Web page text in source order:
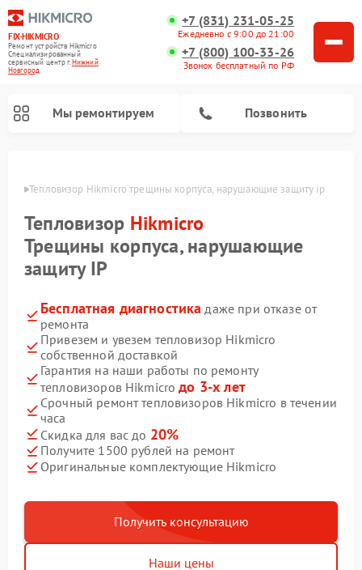
FIX-HIKMICRO
Ремонт устройств Hikmicro
Специализированный
cервисный центр г.Нижний
Новгород
+7 (831) 231-05-25
Ежедневно с 9:00 до 21:00
+7 (800) 100-33-26
Звонок бесплатный по РФ
Мы ремонтируем Позвонить
Тепловизор Hikmicro трещины корпуса, нарушающие защиту ip
Тепловизор Hikmicro
Трещины корпуса, нарушающие
защиту IP
Бесплатная диагностика даже при отказе от
ремонта
Привезем и увезем тепловизор Hikmicro
собственной доставкой
Гарантия на наши работы по ремонту
тепловизоров Hikmicroдо 3-х лет
Срочный ремонт тепловизоров Hikmicro в течении
часа
Скидка для вас до 20%
Получите 1500 рублей на ремонт
Оригинальные комплектующие Hikmicro
Получить консультацию
Наши цены